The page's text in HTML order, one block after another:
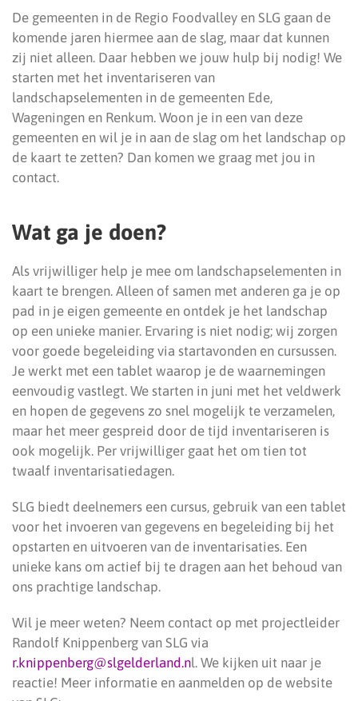
De gemeenten in de Regio Foodvalley en SLG gaan de
komende jaren hiermee aan de slag, maar dat kunnen
zij niet alleen. Daar hebben we jouw hulp bij nodig! We
starten met het inventariseren van
landschapselementen in de gemeenten Ede,
Wageningen en Renkum. Woon je in een van deze
gemeenten en wil je in aan de slag om het landschap op
de kaart te zetten? Dan komen we graag met jou in
contact.
Wat ga je doen?
Als vrijwilliger help je mee om landschapselementen in
kaart te brengen. Alleen of samen met anderen ga je op
pad in je eigen gemeente en ontdek je het landschap
op een unieke manier. Ervaring is niet nodig; wij zorgen
voor goede begeleiding via startavonden en cursussen.
Je werkt met een tablet waarop je de waarnemingen
eenvoudig vastlegt. We starten in juni met het veldwerk
en hopen de gegevens zo snel mogelijk te verzamelen,
maar het meer gespreid door de tijd inventariseren is
ook mogelijk. Per vrijwilliger gaat het om tien tot
twaalf inventarisatiedagen.
SLG biedt deelnemers een cursus, gebruik van een tablet
voor het invoeren van gegevens en begeleiding bij het
opstarten en uitvoeren van de inventarisaties. Een
unieke kans om actief bij te dragen aan het behoud van
ons prachtige landschap.
Wil je meer weten? Neem contact op met projectleider
Randolf Knippenberg van SLG via
r.knippenberg@slgelderland.nl. We kijken uit naar je
reactie! Meer informatie en aanmelden op de website